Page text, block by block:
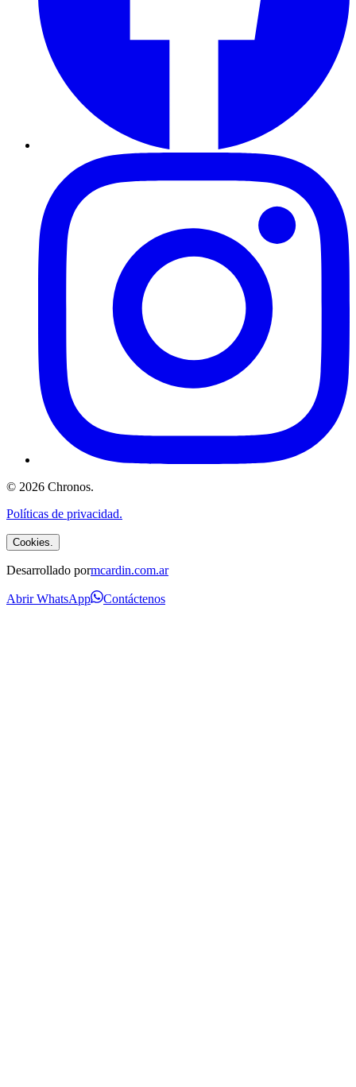
© 2026 Chronos.
Políticas de privacidad.
Cookies.
Desarrollado pormcardin.com.ar
Abrir WhatsApp Contáctenos